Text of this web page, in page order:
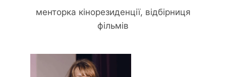
менторка кінорезиденції, відбірниця
фільмів